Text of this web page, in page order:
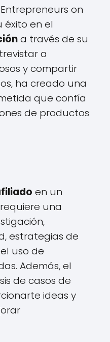
on
éxito en el
a través de su
a
y compartir
ha creado una
que confía
de productos
en un
requiere una
estrategias de
uso de
Además, el
de casos de
ideas y